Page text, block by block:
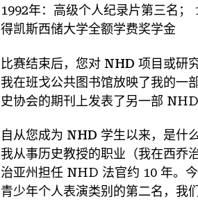
1992年：高级个人纪录片第三名
得凯斯西储大学全额学费奖学金
比赛结束后，您对 NHD 项目或研
我在班戈公共图书馆放映了我的
史协会的期刊上发表了另一部 NHD
自从您成为 NHD 学生以来，是什
我从事历史教授的职业（我在西乔
治亚州担任 NHD 法官约 10 年。
青少年个人表演类别的第二名，我